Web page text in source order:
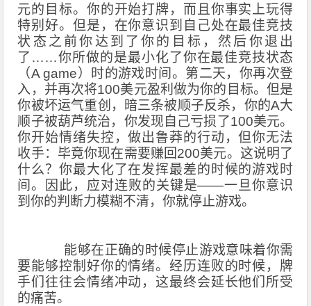
元的目标。你的开始打牌，而且你事实上玩得
特别好。但是，在你意识到自己处在最佳竞技
状态之前你达到了你的目标，然后你退出
了……你所做的是最小化了你在最佳竞技状态
（A game）时的游戏时间。第二天，你再次登
入，并再次将100美元盈利做为你的目标。但是
你被坏运气重创，暗三条被顺子反杀，你的A大
顺子被葫芦统治，你发现自己亏损了100美元。
你开始情绪失控，做出鲁莽的行动，但你无法
收手：毕竟你现在需要赚回 200美元。这说明了
什么？你最大化了在发挥最差的时候的游戏时
间。因此，应对连败的关键是——一旦你意识
到你的判断力模糊不清，你就停止游戏。
能够在正确的时候停止游戏意味着你需
要能够控制好你的情绪。经历连败的时候，牌
手们往往会情绪冲动，这最终会延长他们所受
的痛苦。